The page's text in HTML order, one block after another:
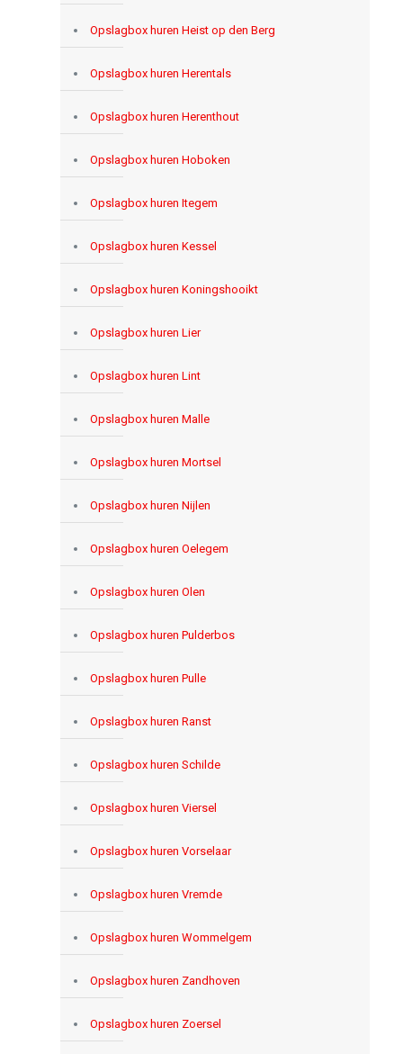
Opslagbox huren Heist op den Berg
Opslagbox huren Herentals
Opslagbox huren Herenthout
Opslagbox huren Hoboken
Opslagbox huren Itegem
Opslagbox huren Kessel
Opslagbox huren Koningshooikt
Opslagbox huren Lier
Opslagbox huren Lint
Opslagbox huren Malle
Opslagbox huren Mortsel
Opslagbox huren Nijlen
Opslagbox huren Oelegem
Opslagbox huren Olen
Opslagbox huren Pulderbos
Opslagbox huren Pulle
Opslagbox huren Ranst
Opslagbox huren Schilde
Opslagbox huren Viersel
Opslagbox huren Vorselaar
Opslagbox huren Vremde
Opslagbox huren Wommelgem
Opslagbox huren Zandhoven
Opslagbox huren Zoersel